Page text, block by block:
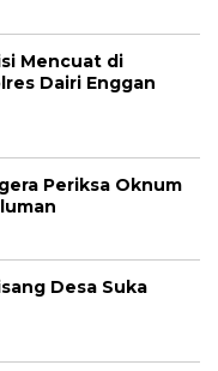
Mencuat di
Dairi Enggan
Periksa Oknum
Desa Suka